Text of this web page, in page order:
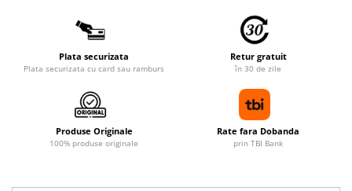
Plata securizata
Plata securizata cu card sau ramburs
Retur gratuit
în 30 de zile
Produse Originale
100% produse originale
Rate fara Dobanda
prin TBI Bank